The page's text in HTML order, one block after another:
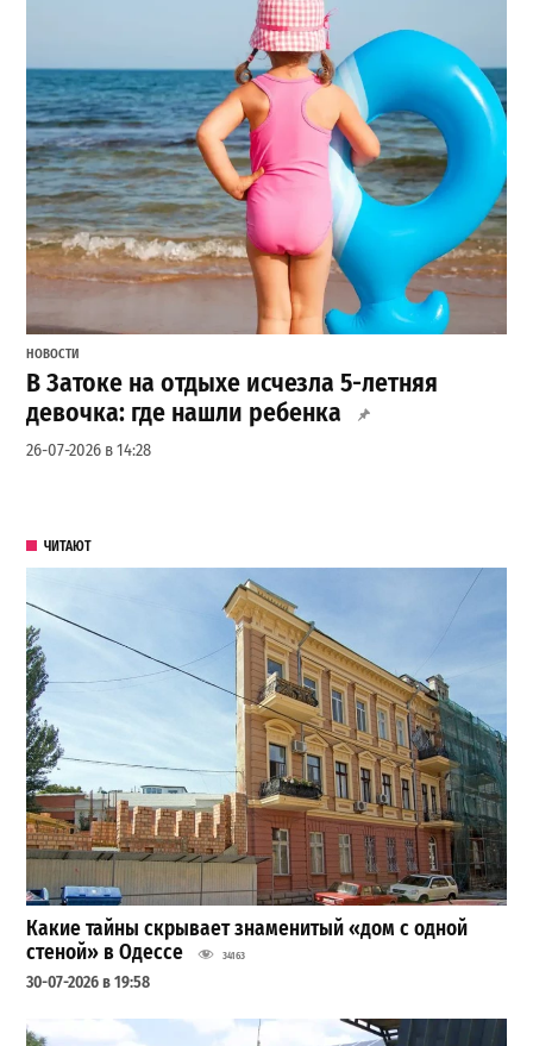
НОВОСТИ
В Затоке на отдыхе исчезла 5-летняя
девочка: где нашли ребенка
26-07-2026 в 14:28
ЧИТАЮТ
Какие тайны скрывает знаменитый «дом с одной
стеной» в Одессе
34163
30-07-2026 в 19:58